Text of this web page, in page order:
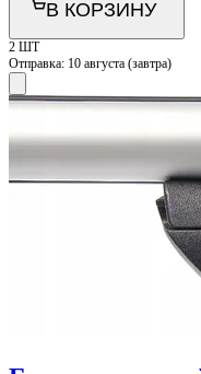
В КОРЗИНУ
2 ШТ
Отправка: 10 августа (завтра)